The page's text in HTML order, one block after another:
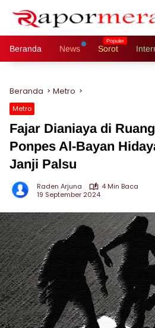
Beranda News Sorot
Beranda Metro
Metro
Fajar Dianiaya di
Ponpes Al-Bayan
Janji Palsu
Raden Arjuna
4 Min Baca
19 September 2024